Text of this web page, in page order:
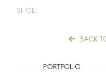
SHOE:
BACK
PORTFOLIO